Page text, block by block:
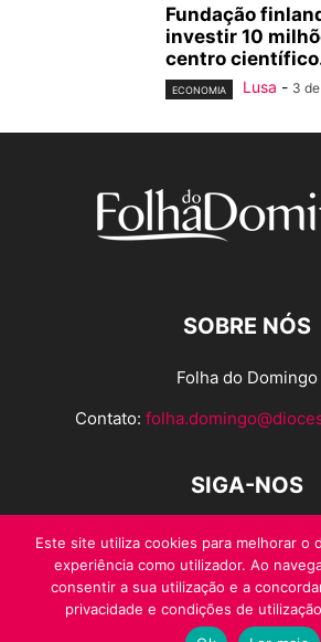
Fundação
investir 10
centro
ECONOMIA Lusa - 3
SOBRE NÓS
Folha do Domingo
Contato:
SIGA-NOS
Este site utiliza cookies para melhorar o
experiência como utilizador. Ao
consentir a sua utilização e a
privacidade e condições de